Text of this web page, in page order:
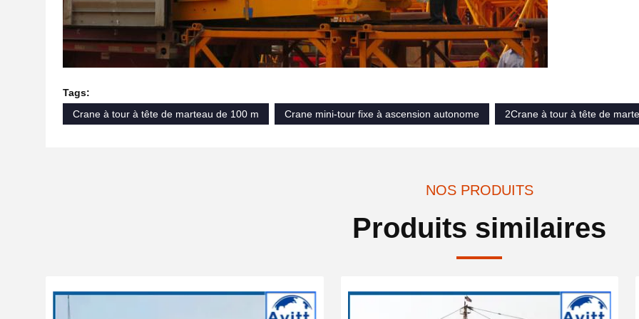
Tags:
Crane à tour à tête de marteau de 100 m
Crane mini-tour fixe à ascension autonome 2Crane à tour à tête de
NOS PRODUITS
Produits similaires